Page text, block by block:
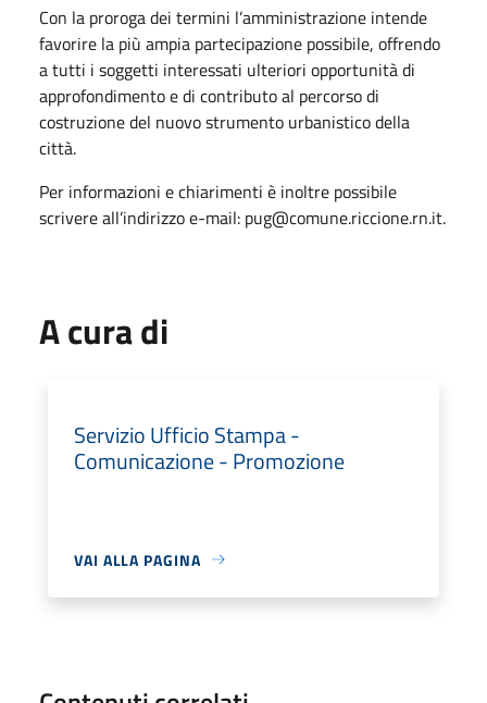
Con la proroga dei termini l’amministrazione intende
favorire la più ampia partecipazione possibile, offrendo
a tutti i soggetti interessati ulteriori opportunità di
approfondimento e di contributo al percorso di
costruzione del nuovo strumento urbanistico della
città.
Per informazioni e chiarimenti è inoltre possibile
scrivere all’indirizzo e-mail: pug@comune.riccione.rn.it.
A cura di
Servizio Ufficio Stampa -
Comunicazione - Promozione
VAI ALLA PAGINA